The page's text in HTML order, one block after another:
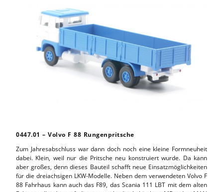
0447.01 – Volvo F 88 Rungenpritsche
Zum Jahresabschluss war dann doch noch eine kleine Formneuheit
dabei. Klein, weil nur die Pritsche neu konstruiert wurde. Da kann
aber großes, denn dieses Bauteil schafft neue Einsatzmöglichkeiten
für die dreiachsigen LKW-Modelle. Neben dem verwendeten Volvo F
88 Fahrhaus kann auch das F89, das Scania 111 LBT mit dem alten